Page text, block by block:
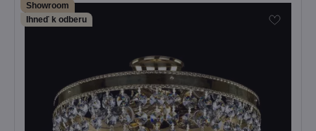
Showroom
Ihneď k odberu